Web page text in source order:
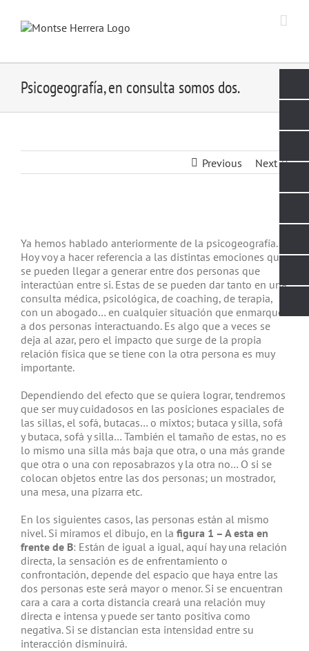
content
Psicogeografía, en consulta somos dos.
Previous Next
Image
Ya hemos hablado anteriormente de la psicogeografía.
Hoy voy a hacer referencia a las distintas emociones que
se pueden llegar a generar entre dos personas que
interactúan entre si. Estas de se pueden dar tanto en una
consulta médica, psicológica, de coaching, de terapia,
con un abogado… en cualquier situación que enmarque
a dos personas interactuando. Es algo que a veces se
deja al azar, pero el impacto que surge de la propia
relación física que se tiene con la otra persona es muy
importante.
Dependiendo del efecto que se quiera lograr, tendremos
que ser muy cuidadosos en las posiciones espaciales de
las sillas, el sofá, butacas… o mixtos; butaca y silla, sofá
y butaca, sofá y silla… También el tamaño de estas, no es
lo mismo una silla más baja que otra, o una más grande
que otra o una con reposabrazos y la otra no… O si se
colocan objetos entre las dos personas; un mostrador,
una mesa, una pizarra etc.
En los siguientes casos, las personas están al mismo
nivel. Si miramos el dibujo, en la figura 1 – A esta en
frente de B: Están de igual a igual, aquí hay una relación
directa, la sensación es de enfrentamiento o
confrontación, depende del espacio que haya entre las
dos personas este será mayor o menor. Si se encuentran
cara a cara a corta distancia creará una relación muy
directa e intensa y puede ser tanto positiva como
negativa. Si se distancian esta intensidad entre su
interacción disminuirá.